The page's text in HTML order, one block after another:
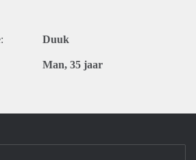
Duuk
Man, 35 jaar